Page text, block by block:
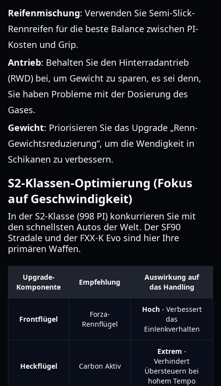
Reifenmischung: Verwenden Sie Semi-Slick-
Rennreifen für die beste Balance zwischen PI-
Kosten und Grip.
Antrieb: Behalten Sie den Hinterradantrieb
(RWD) bei, um Gewicht zu sparen, es sei denn,
Sie haben Probleme mit der Dosierung des
Gases.
Gewicht: Priorisieren Sie das Upgrade „Renn-
Gewichtsreduzierung“, um die Wendigkeit in
Schikanen zu verbessern.
S2-Klassen-Optimierung (Fokus
auf Geschwindigkeit)
In der S2-Klasse (998 PI) konkurrieren Sie mit
den schnellsten Autos der Welt. Der SF90
Stradale und der FXX-K Evo sind hier Ihre
primären Waffen.
Upgrade-
Komponente
Empfehlung
Auswirkung auf
das Handling
Frontflügel
Forza-
Rennflügel
Hoch- Verbessert
das
Einlenkverhalten
Heckflügel Carbon Aktiv
Extrem -
Verhindert
Übersteuern bei
hohem Tempo